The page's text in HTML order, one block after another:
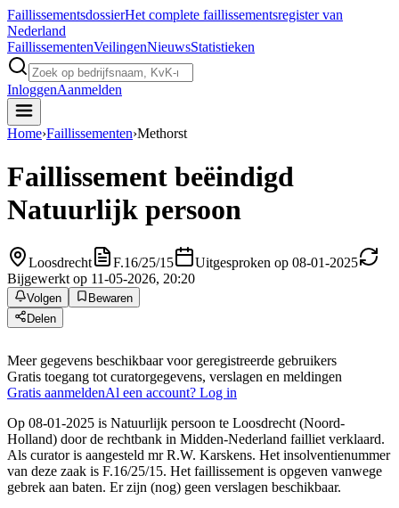
FaillissementsdossierHet complete faillissementsregister van
Nederland
FaillissementenVeilingenNieuwsStatistieken
InloggenAanmelden
Home›Faillissementen›Methorst
Faillissement beëindigd
Natuurlijk persoon
Loosdrecht F.16/25/15
Uitgesproken op 08-01-2025
Bijgewerkt op 11-05-2026, 20:20
Volgen
Bewaren
Delen
Meer gegevens beschikbaar voor geregistreerde gebruikers
Gratis toegang tot curatorgegevens, verslagen en meldingen
Gratis aanmeldenAl een account? Log in
Op 08-01-2025 is Natuurlijk persoon te Loosdrecht (Noord-
Holland) door de rechtbank in Midden-Nederland failliet verklaard.
Als curator is aangesteld mr R.W. Karskens. Het insolventienummer
van deze zaak is F.16/25/15. Het faillissement is opgeven vanwege
gebrek aan baten. Er zijn (nog) geen verslagen beschikbaar.